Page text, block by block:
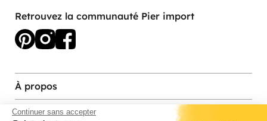
Continuer sans accepter
Retrouvez la communauté Pier import
À propos
Services et contact